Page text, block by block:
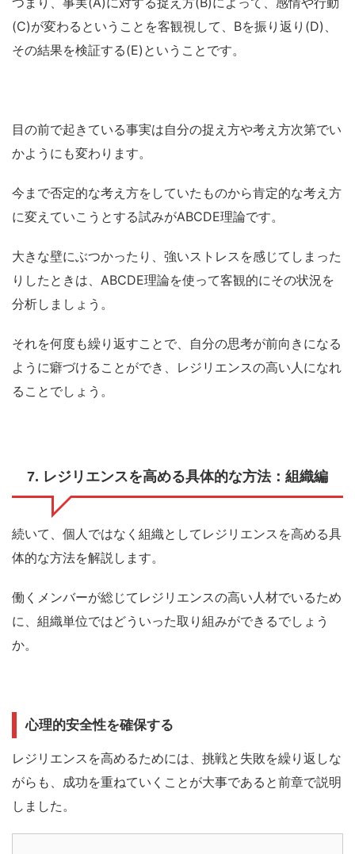
(C)が変わるということを客観視して、Bを振り返り(D)、
その結果を検証する(E)ということ です。
目の前で起きている事実は自分の捉え方や考え方次第でい
かようにも変わります。
今まで否定的な考え方をしていたものから肯定的な考え方
に変えていこうとする試みがABCDE理論です。
大きな壁にぶつかったり、強いストレスを感じてしまった
りしたときは、ABCDE理論を使って客観的にその状況を
分析しましょう。
それを何度も繰り返すことで、自分の思考が前向きになる
ように癖づけることができ、レジリエンスの高い人になれ
ることでしょう。
7. レジリエンスを高める具体的な方法：組織編
続いて、個人ではなく組織としてレジリエンスを高める具
体的な方法を解説します。
働くメンバーが総じてレジリエンスの高い人材でいるため
に、組織単位ではどういった取り組みができるでしょう
か。
心理的安全性を確保する
レジリエンスを高めるためには、挑戦と失敗を繰り返しな
がらも、成功を重ねていくことが大事であると前章で説明
しました。